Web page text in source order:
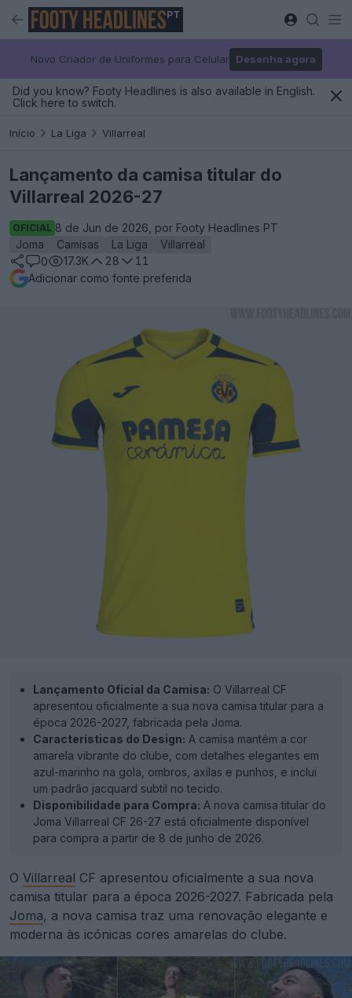
PT
Novo Criador de Uniformes para Celular Desenha agora
Did you know? Footy Headlines is also available in English.
Click here to switch.
Início La Liga Villarreal
Lançamento da camisa titular do
Villarreal 2026-27
OFICIAL 8 de Jun de 2026, por Footy Headlines PT
Joma
Camisas La Liga
Villarreal
0
17.3K 28
11
Adicionar como fonte preferida
Lançamento Oficial da Camisa: O Villarreal CF
apresentou oficialmente a sua nova camisa titular para a
época 2026-2027, fabricada pela Joma.
Características do Design: A camisa mantém a cor
amarela vibrante do clube, com detalhes elegantes em
azul-marinho na gola, ombros, axilas e punhos, e inclui
um padrão jacquard subtil no tecido.
Disponibilidade para Compra: A nova camisa titular do
Joma Villarreal CF 26-27 está oficialmente disponível
para compra a partir de 8 de junho de 2026.
O Villarreal CF apresentou oficialmente a sua nova
camisa titular para a época 2026-2027. Fabricada pela
Joma, a nova camisa traz uma renovação elegante e
moderna às icónicas cores amarelas do clube.